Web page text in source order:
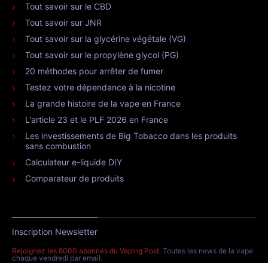
Tout savoir sur le CBD
Tout savoir sur JNR
Tout savoir sur la glycérine végétale (VG)
Tout savoir sur le propylène glycol (PG)
20 méthodes pour arrêter de fumer
Testez votre dépendance à la nicotine
La grande histoire de la vape en France
L'article 23 et le PLF 2026 en France
Les investissements de Big Tobacco dans les produits
sans combustion
Calculateur e-liquide DIY
Comparateur de produits
Inscription Newsletter
Rejoignez les 8000 abonnés du Vaping Post. Toutes les news de la vape
chaque vendredi par email.